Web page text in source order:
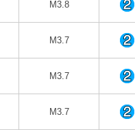
M3.8
M3.7
M3.7
M3.7